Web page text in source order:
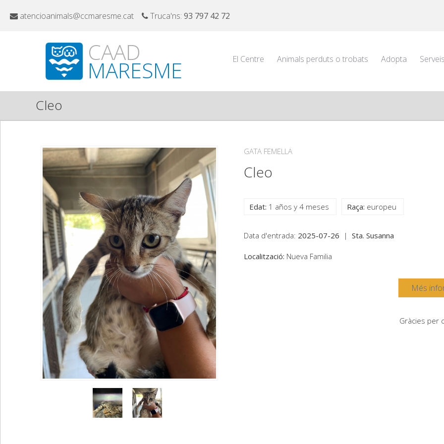
atencioanimals@ccmaresme.cat Truca'ns: 93 797 42 72
CAAD
MARESME El Centre Animals perduts o trobats Adopta Serveis
Cleo
GATA FEMELLA
Cleo
Edat: 1 años y 4 meses Raça: europeu
Data d'entrada: 2025-07-26 | Sta. Susanna
Localització: Nueva Familia
Més
Gràcies per